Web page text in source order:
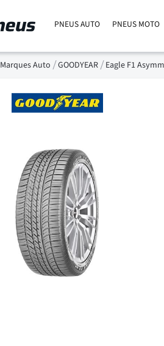
PNEUS AUTO PNEUS MOTO
Marques Auto GOODYEAR Eagle F1